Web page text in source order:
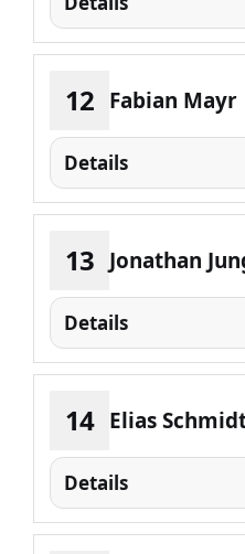
12 Fabian Mayr
Details
13 Jonathan
Details
14 Elias
Details